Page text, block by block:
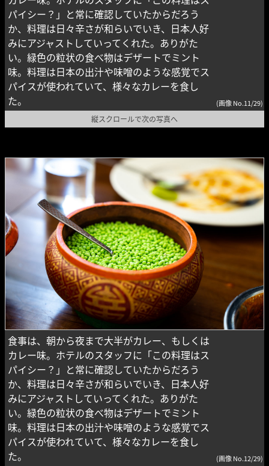
パイシー？」と常に確認していたからだろう
か、料理は日々辛さが和らいでいき、日本人好
みにアジャストしていってくれた。ありがた
い。緑色の粒状の食べ物はデザートでミント
味。料理は日本の出汁や味噌のような感覚でス
パイスが使われていて、様々なカレーを食し
た。
(画像 No.11/29)
縦スクロールで次の写真へ
食事は、朝から夜まで大半がカレー、もしくは
カレー味。ホテルのスタッフに「この料理はス
パイシー？」と常に確認していたからだろう
か、料理は日々辛さが和らいでいき、日本人好
みにアジャストしていってくれた。ありがた
い。緑色の粒状の食べ物はデザートでミント
味。料理は日本の出汁や味噌のような感覚でス
パイスが使われていて、様々なカレーを食し
た。
(画像 No.12/29)